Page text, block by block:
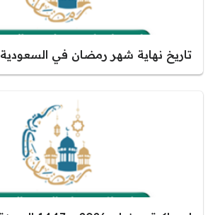
تاريخ نهاية شهر رمضان في السعودية 2026